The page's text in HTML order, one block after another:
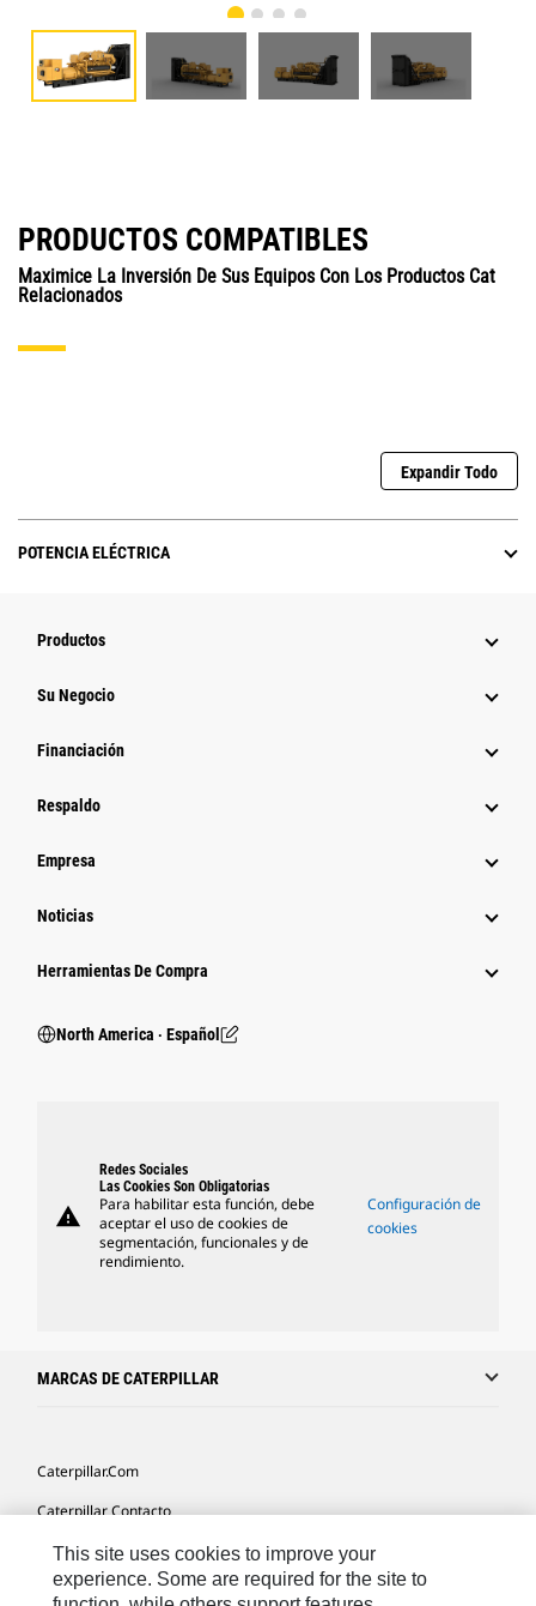
PRODUCTOS COMPATIBLES
Maximice La Inversión De Sus Equipos Con Los Productos Cat
Relacionados
Expandir Todo
POTENCIA ELÉCTRICA
Productos
Su Negocio
Financiación
Respaldo
Empresa
Noticias
Herramientas De Compra
North America ‧ Español
warning
Redes Sociales
Las Cookies Son Obligatorias
Para habilitar esta función, debe
aceptar el uso de cookies de
segmentación, funcionales y de
rendimiento.
Configuración de
cookies
MARCAS DE CATERPILLAR
Caterpillar.com
Caterpillar Contacto
Mis Preferencias De Marketing
Site Map
This site uses cookies to improve your
experience. Some are required for the site to